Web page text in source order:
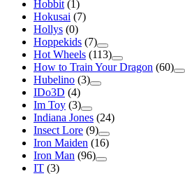
Hobbit (1)
Hokusai (7)
Hollys (0)
Hoppekids (7)
Hot Wheels (113)
How to Train Your Dragon (60)
Hubelino (3)
IDo3D (4)
Im Toy (3)
Indiana Jones (24)
Insect Lore (9)
Iron Maiden (16)
Iron Man (96)
IT (3)